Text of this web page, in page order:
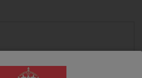
sulfitos